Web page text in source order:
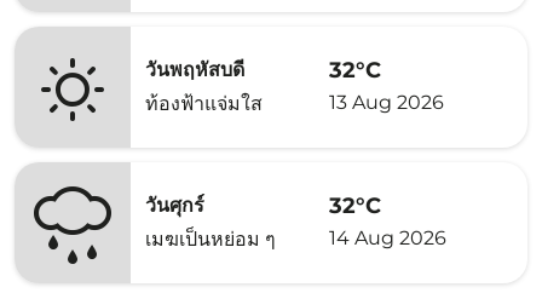
วันพฤหัสบดี
ท้องฟ้าแจ่มใส
32°C
13 Aug 2026
วันศุกร์
เมฆเป็นหย่อม ๆ
32°C
14 Aug 2026